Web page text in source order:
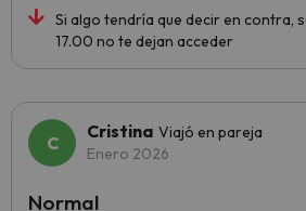
Si algo tendría que decir en contra,
17.00 no te dejan acceder
Cristina Viajó en pareja
Enero 2026
Normal